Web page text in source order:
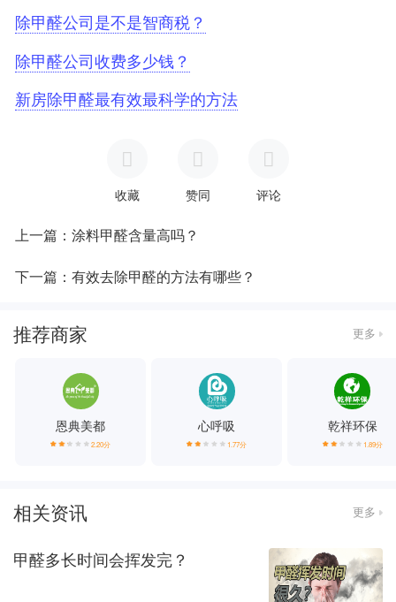
除甲醛公司是不是智商税？
除甲醛公司收费多少钱？
新房除甲醛最有效最科学的方法
收藏 赞同 评论
上一篇：涂料甲醛含量高吗？
下一篇：有效去除甲醛的方法有哪些？
推荐商家 更多
恩典美都
2.20分
心呼吸
1.77分
乾祥环保
1.89分
相关资讯 更多
甲醛多长时间会挥发完？